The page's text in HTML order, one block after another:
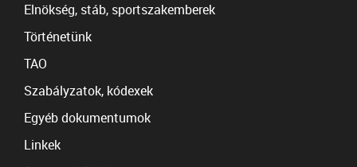
Elnökség, stáb, sportszakemberek
Történetünk
TAO
Szabályzatok, kódexek
Egyéb dokumentumok
Linkek